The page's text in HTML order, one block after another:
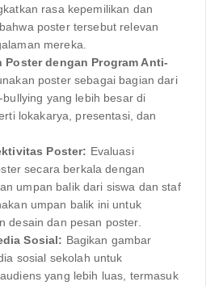
rasa kepemilikan dan
poster tersebut relevan
mereka.
Poster dengan Program Anti-
poster sebagai bagian dari
bullying yang lebih besar di
lokakarya, presentasi, dan
Poster: Evaluasi
secara berkala dengan
umpan balik dari siswa dan staf
umpan balik ini untuk
desain dan pesan poster.
Sosial: Bagikan gambar
sosial sekolah untuk
yang lebih luas, termasuk